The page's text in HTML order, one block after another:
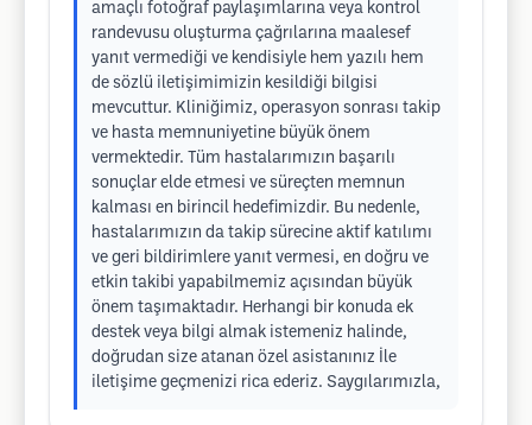
amaçlı fotoğraf paylaşımlarına veya kontrol
randevusu oluşturma çağrılarına maalesef
yanıt vermediği ve kendisiyle hem yazılı hem
de sözlü iletişimimizin kesildiği bilgisi
mevcuttur. Kliniğimiz, operasyon sonrası takip
ve hasta memnuniyetine büyük önem
vermektedir. Tüm hastalarımızın başarılı
sonuçlar elde etmesi ve süreçten memnun
kalması en birincil hedefimizdir. Bu nedenle,
hastalarımızın da takip sürecine aktif katılımı
ve geri bildirimlere yanıt vermesi, en doğru ve
etkin takibi yapabilmemiz açısından büyük
önem taşımaktadır. Herhangi bir konuda ek
destek veya bilgi almak istemeniz halinde,
doğrudan size atanan özel asistanınız İle
iletişime geçmenizi rica ederiz. Saygılarımızla,